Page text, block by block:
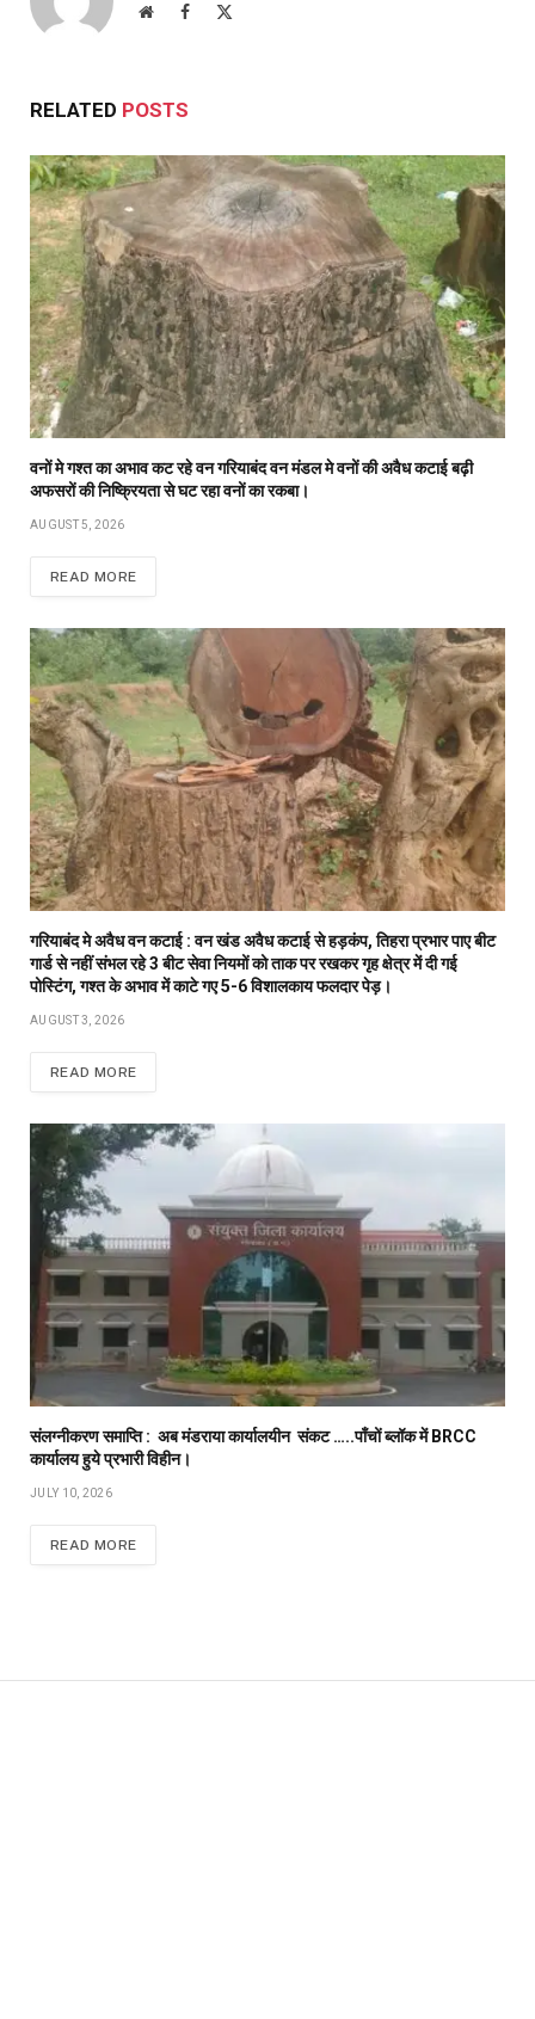
WebsiteFacebook
RELATED POSTS
वनों मे गश्त का अभाव कट रहे वन गरियाबंद वन मंडल मे वनों की अवैध कटाई बढ़ी
अफसरों की निष्क्रियता से घट रहा वनों का रकबा।
AUGUST 5, 2026
READ MORE
गरियाबंद मे अवैध वन कटाई : वन खंड अवैध कटाई से हड़कंप, तिहरा प्रभार पाए बीट
गार्ड से नहीं संभल रहे 3 बीट सेवा नियमों को ताक पर रखकर गृह क्षेत्र में दी गई
पोस्टिंग, गश्त के अभाव में काटे गए 5-6 विशालकाय फलदार पेड़।
AUGUST 3, 2026
READ MORE
संलग्नीकरण समाप्ति : अब मंडराया कार्यालयीन संकट …..पाँचों ब्लॉक में BRCC
कार्यालय हुये प्रभारी विहीन।
JULY 10, 2026
READ MORE